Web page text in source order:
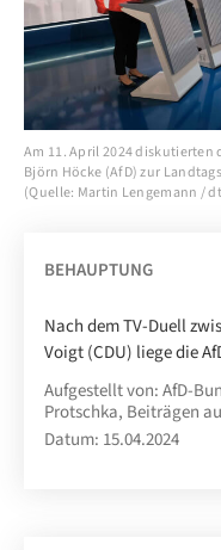
Am 11. April 2024 diskutierten
Björn Höcke (AfD) zur
(Quelle: Martin Lengemann /
BEHAUPTUNG
Nach dem TV-Duell
Voigt (CDU) liege die
Aufgestellt von: AfD-
Protschka, Beiträgen
Datum: 15.04.2024